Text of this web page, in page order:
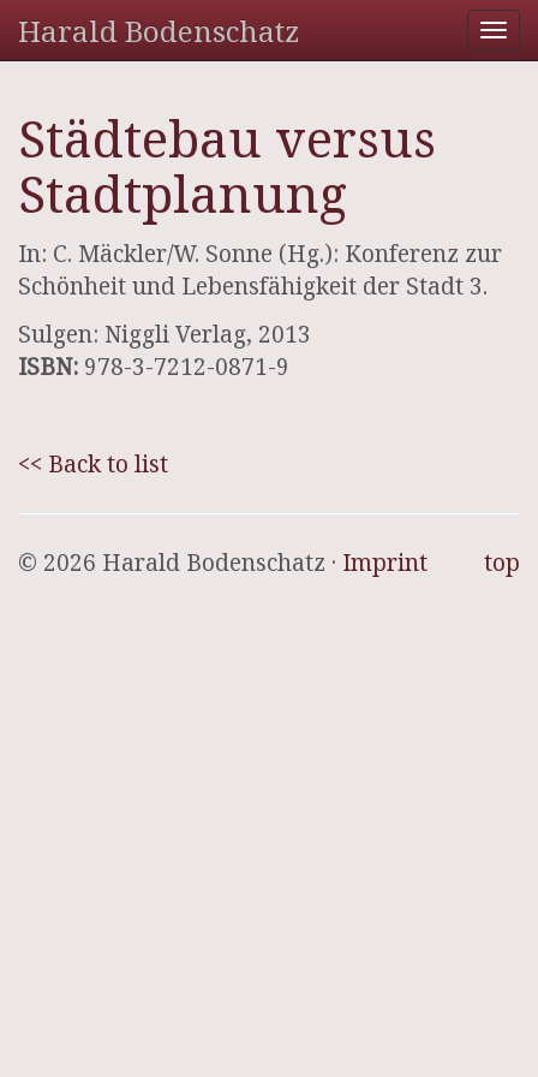
Harald Bodenschatz
Städtebau versus
Stadtplanung
In: C. Mäckler/W. Sonne (Hg.): Konferenz zur
Schönheit und Lebensfähigkeit der Stadt 3.
Sulgen: Niggli Verlag, 2013
ISBN: 978-3-7212-0871-9
<< Back to list
top
© 2026 Harald Bodenschatz · Imprint